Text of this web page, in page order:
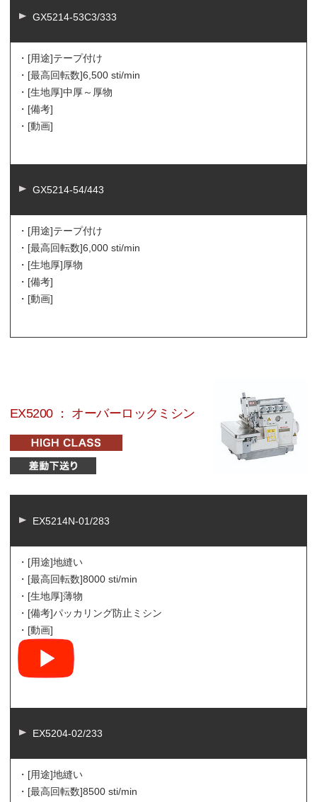
GX5214-53C3/333
・[用途]テープ付け
・[最高回転数]6,500 sti/min
・[生地厚]中厚～厚物
・[備考]
・[動画]
GX5214-54/443
・[用途]テープ付け
・[最高回転数]6,000 sti/min
・[生地厚]厚物
・[備考]
・[動画]
EX5200 ： オーバーロックミシン
EX5214N-01/283
・[用途]地縫い
・[最高回転数]8000 sti/min
・[生地厚]薄物
・[備考]パッカリング防止ミシン
・[動画]
EX5204-02/233
・[用途]地縫い
・[最高回転数]8500 sti/min